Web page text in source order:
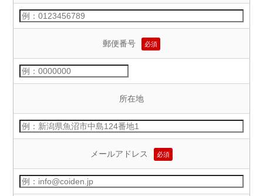
郵便番号 必須
所在地
メールアドレス 必須